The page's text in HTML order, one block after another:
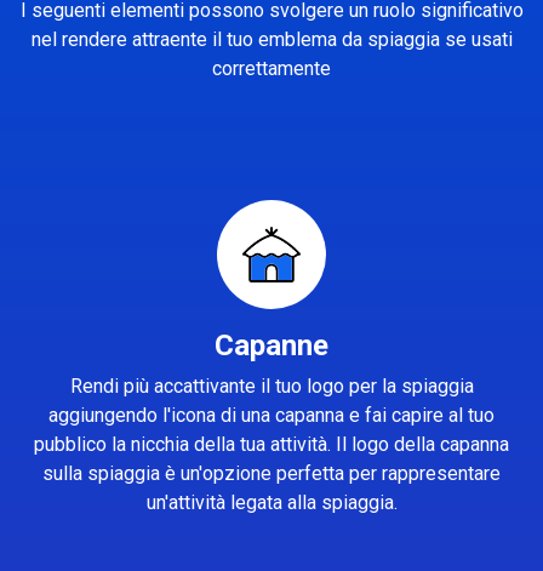
I seguenti elementi possono svolgere un ruolo significativo
nel rendere attraente il tuo emblema da spiaggia se usati
correttamente
Capanne
Rendi più accattivante il tuo logo per la spiaggia
aggiungendo l'icona di una capanna e fai capire al tuo
pubblico la nicchia della tua attività. Il logo della capanna
sulla spiaggia è un'opzione perfetta per rappresentare
un'attività legata alla spiaggia.